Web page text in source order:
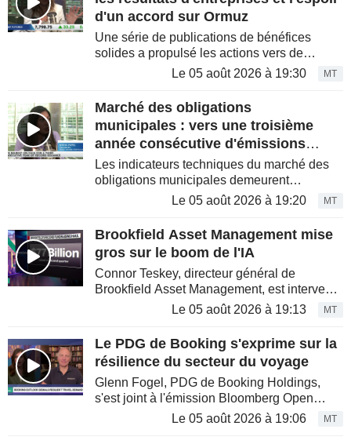
d'un accord sur Ormuz
Une série de publications de bénéfices
solides a propulsé les actions vers de
nouveaux sommets historiques, le marché
président Donald Trump a déclaré...
Le 05 août 2026 à 19:30 MT
Marché des obligations
municipales : vers une troisième
année consécutive d'émissions
records
Les indicateurs techniques du marché des
obligations municipales demeurent
extrêmement porteurs, permettant au marché
d'émissions qui progresse à un...
Le 05 août 2026 à 19:20 MT
Brookfield Asset Management mise
gros sur le boom de l'IA
Connor Teskey, directeur général de
Brookfield Asset Management, est intervenu
dans l'émission Bloomberg Open Interest
passe de réaliser une année record...
Le 05 août 2026 à 19:13 MT
Le PDG de Booking s'exprime sur la
résilience du secteur du voyage
Glenn Fogel, PDG de Booking Holdings,
s'est joint à l'émission Bloomberg Open
Interest pour expliquer pourquoi la demande
Le 05 août 2026 à 19:06 MT